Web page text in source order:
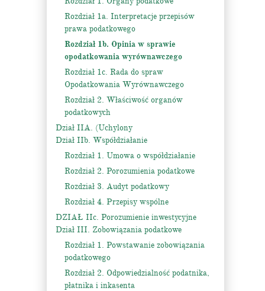
Rozdział 1a. Interpretacje przepisów
prawa podatkowego
Rozdział 1b. Opinia w sprawie
opodatkowania wyrównawczego
Rozdział 1c. Rada do spraw
Opodatkowania Wyrównawczego
Rozdział 2. Właściwość organów
podatkowych
Dział IIA. (Uchylony
Dział IIb. Współdziałanie
Rozdział 1. Umowa o współdziałanie
Rozdział 2. Porozumienia podatkowe
Rozdział 3. Audyt podatkowy
Rozdział 4. Przepisy wspólne
DZIAŁ IIc. Porozumienie inwestycyjne
Dział III. Zobowiązania podatkowe
Rozdział 1. Powstawanie zobowiązania
podatkowego
Rozdział 2. Odpowiedzialność podatnika,
płatnika i inkasenta